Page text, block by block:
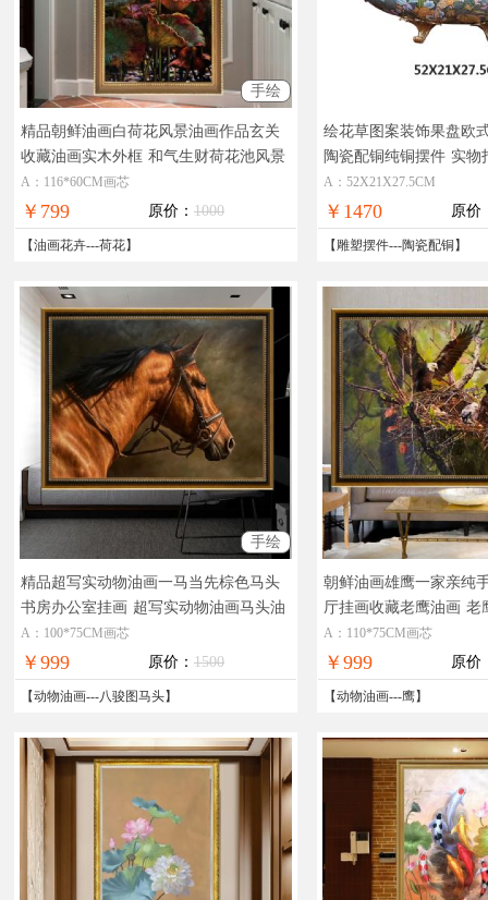
手绘
精品朝鲜油画白荷花风景油画作品玄关
收藏油画实木外框 和气生财荷花池风景
油画
A：116*60CM画芯
￥799 原价： 1000
【油画花卉---荷花】
绘花草图案装饰果盘欧
陶瓷配铜纯铜摆件 实物
片，在线支付，全国免
A：52X21X27.5CM
￥1470 原价
【雕塑摆件---陶瓷配铜 】
手绘
精品超写实动物油画一马当先棕色马头
书房办公室挂画 超写实动物油画马头油
画
A：100*75CM画芯
￥999 原价： 1500
【动物油画---八骏图马头】
朝鲜油画雄鹰一家亲纯
厅挂画收藏老鹰油画 老
A：110*75CM画芯
￥999 原价
【动物油画---鹰】